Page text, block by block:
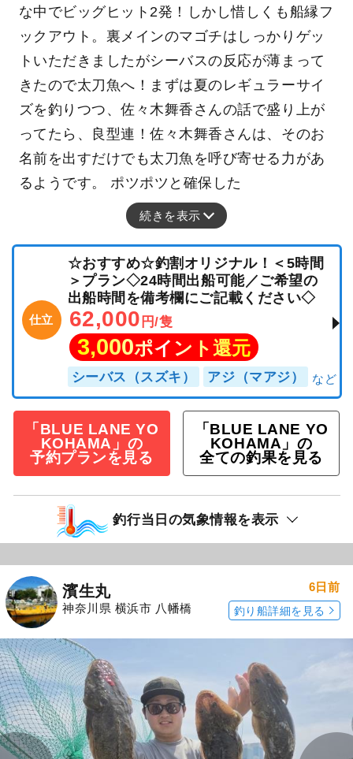
な中でビッグヒット2発！しかし惜しくも船縁フ
ックアウト。裏メインのマゴチはしっかりゲッ
トいただきましたがシーバスの反応が薄まって
きたので太刀魚へ！まずは夏のレギュラーサイ
ズを釣りつつ、佐々木舞香さんの話で盛り上が
ってたら、良型連！佐々木舞香さんは、そのお
名前を出すだけでも太刀魚を呼び寄せる力があ
るようです。 ポツポツと確保した
続きを表示
仕立
☆おすすめ☆釣割オリジナル！＜5時間
＞プラン◇24時間出船可能／ご希望の
出船時間を備考欄にご記載ください◇
62,000 円/隻
3,000ポイント還元
シーバス（スズキ） アジ（マアジ）
「BLUE LANE YO
KOHAMA」の
予約プランを見る
「BLUE LANE YO
KOHAMA」の
全ての釣果を見る
釣行当日の気象情報を表示
濱生丸
神奈川県 横浜市 八幡橋
6日前
釣り船詳細を見る